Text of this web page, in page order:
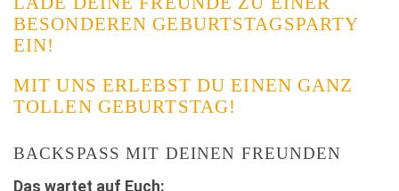
BESONDEREN GEBURTSTAGSPARTY
EIN!
MIT UNS ERLEBST DU EINEN GANZ
TOLLEN GEBURTSTAG!
BACKSPASS MIT DEINEN FREUNDEN
Das wartet auf Euch: